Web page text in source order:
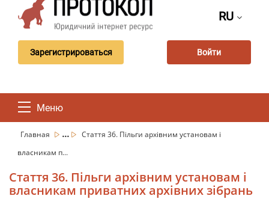
RU
Зарегистрироваться Войти
Меню
Главная ...
Стаття 36. Пільги архівним установам і
власникам п...
Стаття 36. Пільги архівним установам і
власникам приватних архівних зібрань